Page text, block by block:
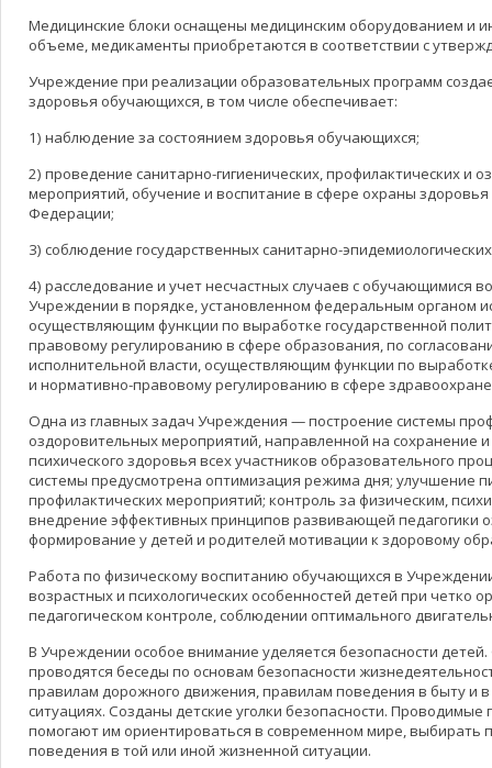
Медицинские блоки оснащены медицинским оборудованием и
объеме, медикаменты приобретаются в соответствии с
Учреждение при реализации образовательных программ
здоровья обучающихся, в том числе обеспечивает:
1) наблюдение за состоянием здоровья обучающихся;
2) проведение санитарно-гигиенических, профилактических и
мероприятий, обучение и воспитание в сфере охраны здоровья
Федерации;
3) соблюдение государственных санитарно-
4) расследование и учет несчастных случаев с обучающимися
Учреждении в порядке, установленном федеральным органом
осуществляющим функции по выработке государственной
правовому регулированию в сфере образования, по
исполнительной власти, осуществляющим функции по
и нормативно-правовому регулированию в сфере
Одна из главных задач Учреждения — построение системы
оздоровительных мероприятий, направленной на сохранение
психического здоровья всех участников образовательного
системы предусмотрена оптимизация режима дня; улучшение
профилактических мероприятий; контроль за физическим,
внедрение эффективных принципов развивающей педагогики
формирование у детей и родителей мотивации к здоровому
Работа по физическому воспитанию обучающихся в
возрастных и психологических особенностей детей при четко
педагогическом контроле, соблюдении оптимального
В Учреждении особое внимание уделяется безопасности
проводятся беседы по основам безопасности
правилам дорожного движения, правилам поведения в быту и
ситуациях. Созданы детские уголки безопасности.
помогают им ориентироваться в современном мире, выбирать
поведения в той или иной жизненной ситуации.